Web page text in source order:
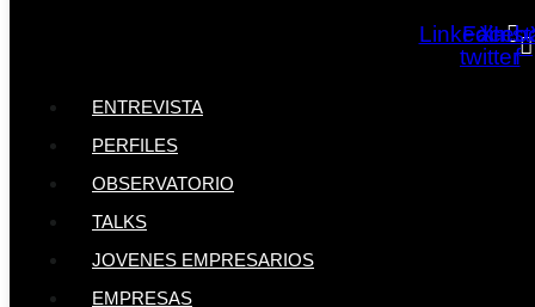
Linkedin
X-
twitterf
ENTREVISTA
PERFILES
OBSERVATORIO
TALKS
JOVENES EMPRESARIOS
EMPRESAS